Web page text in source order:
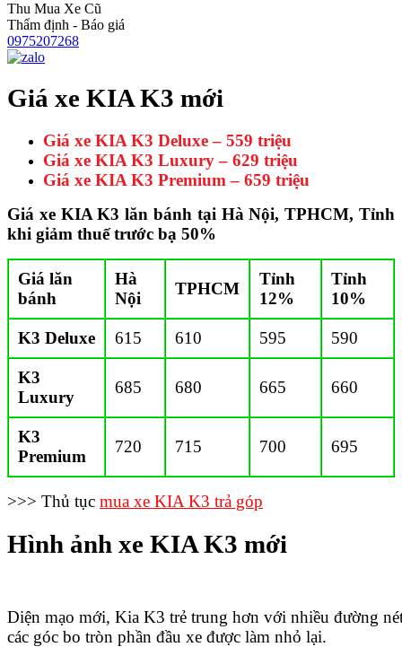
Thu Mua Xe Cũ
Thẩm định - Báo giá
0975207268
Giá xe KIA K3 mới
Giá xe KIA K3 Deluxe – 559 triệu
Giá xe KIA K3 Luxury – 629 triệu
Giá xe KIA K3 Premium – 659 triệu
Giá xe KIA K3 lăn bánh tại Hà Nội, TPHCM, Tỉnh
khi giảm thuế trước bạ 50%
Giá lăn
bánh
Hà
Nội
TPHCM
Tỉnh
12%
Tỉnh
10%
K3 Deluxe 615 610 595 590
K3
Luxury
685 680 665 660
K3
Premium
720 715 700 695
>>> Thủ tục mua xe KIA K3 trả góp
Hình ảnh xe KIA K3 mới
Diện mạo mới, Kia K3 trẻ trung hơn với nhiều đường
các góc bo tròn phần đầu xe được làm nhỏ lại.